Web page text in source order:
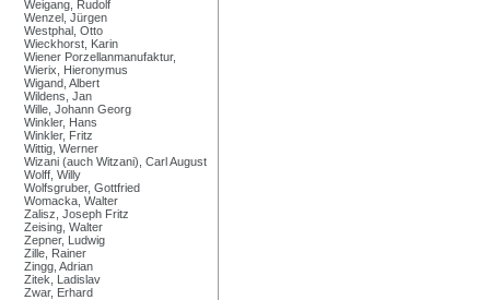
Weigang, Rudolf
Wenzel, Jürgen
Westphal, Otto
Wieckhorst, Karin
Wiener Porzellanmanufaktur,
Wierix, Hieronymus
Wigand, Albert
Wildens, Jan
Wille, Johann Georg
Winkler, Hans
Winkler, Fritz
Wittig, Werner
Wizani (auch Witzani), Carl August
Wolff, Willy
Wolfsgruber, Gottfried
Womacka, Walter
Zalisz, Joseph Fritz
Zeising, Walter
Zepner, Ludwig
Zille, Rainer
Zingg, Adrian
Zitek, Ladislav
Zwar, Erhard